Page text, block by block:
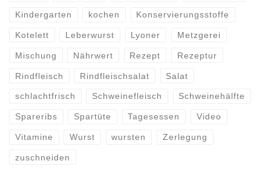
Kindergarten kochen Konservierungsstoffe
Kotelett Leberwurst Lyoner Metzgerei
Mischung Nährwert Rezept Rezeptur
Rindfleisch Rindfleischsalat Salat
schlachtfrisch Schweinefleisch Schweinehälfte
Spareribs Spartüte Tagesessen Video
Vitamine Wurst wursten Zerlegung
zuschneiden